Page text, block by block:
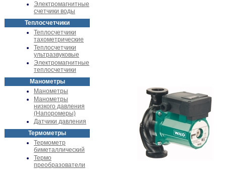
Электромагнитные
счетчики воды
Теплосчетчики
Теплосчетчики
тахометрические
Теплосчетчики
ультразвуковые
Электромагнитные
теплосчетчики
Манометры
Манометры
Манометры
низкого давления
(Напоромеры)
Датчики давления
Термометры
Термометр
биметаллический
Термо
преобразователи